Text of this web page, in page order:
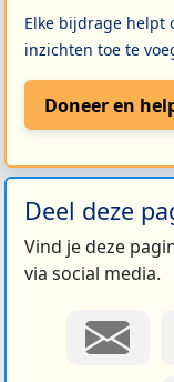
Elke bijdrage helpt
inzichten toe te
Doneer en
Deel deze
Vind je deze
via social media.